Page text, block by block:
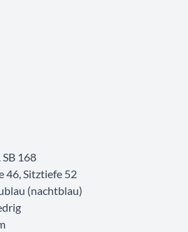
168
46, Sitztiefe 52
(nachtblau)